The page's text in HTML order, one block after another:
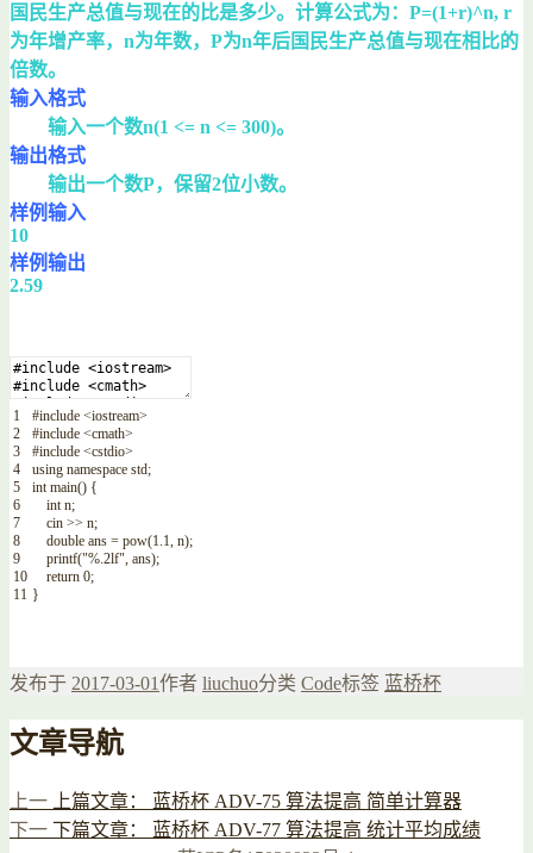
国民生产总值与现在的比是多少。计算公式为：P=(1+r)^n, r
为年增产率，n为年数，P为n年后国民生产总值与现在相比的
倍数。
输入格式
输入一个数n(1 <= n <= 300)。
输出格式
输出一个数P，保留2位小数。
样例输入
10
样例输出
2.59
1
2
3
4
5
6
7
8
9
10
11
#include <iostream>
#include <cmath>
#include <cstdio>
using namespace std;
int main() {
int n;
cin >> n;
double ans = pow(1.1, n);
printf("%.2lf", ans);
return 0;
}
发布于 2017-03-01作者 liuchuo分类 Code标签 蓝桥杯
文章导航
上一 上篇文章：
蓝桥杯 ADV-75 算法提高 简单计算器
下一 下篇文章：
蓝桥杯 ADV-77 算法提高 统计平均成绩